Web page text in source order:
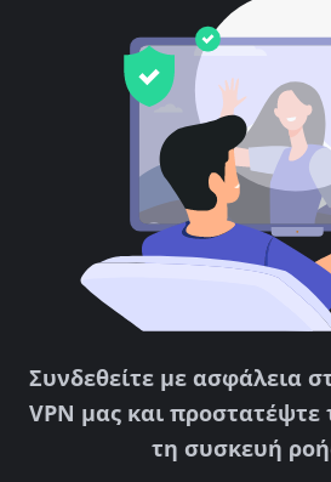
Συνδεθείτε με ασφάλεια
VPN μας και
τη συσκευή